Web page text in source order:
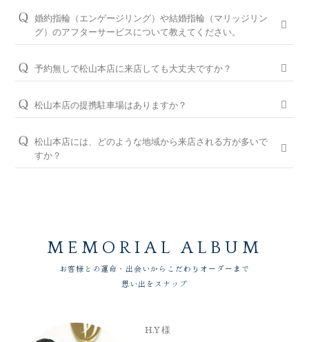
ートさせていただきますのでご安心ください。
パーフェクトフィットカウンセリングは全店でお受けできます
パーフェクトフィットカウンセリングと銀座ダイヤモンド
に余裕を持ってご準備いただくと安心です。
お急ぎの場合はコンシェルジュにご相談ください。
案内が可能ですのでお気軽にお申し付けください。
ご来店予約はこちら
婚約指輪（エンゲージリング）や結婚指輪（マリッジリン
グ）のアフターサービスについて教えてください。
ただけるように、無期限メンテナンスを何度でもお受けできる
「永久保証サービス」を、全国の店舗にてご提供しておりま
お近くの銀座ダイヤモンドシライシの店舗へお気軽にご相談く
ださい。
＜銀座ダイヤモンドシライシの永久保証内容＞
「サイズ直し」「歪み直し」「石揺れ補修」「店頭クリーニン
グ」「再つや消し加工」「再ナノジュエリーコート加工」「レ
予約無しで松山本店に来店しても大丈夫ですか？
WEBでの来店予約がおすすめです。
ジリング）・結婚指輪（マリッジリング）を試着頂いたお客様
には3,000円分のギフトカードをプレゼントしております。
WEBからのご来店予約はこちら
松山本店の提携駐車場はありますか？
グ、フラワーパーキング二番町、グリーンパーキング、
P.ZONEと提携しております。
松山本店には、どのような地域から来店される方が多いで
すか？
MEMORIAL ALBUM
お客様との運命・出会いからこだわりオーダーまで
思い出をスナップ
H.Y 様